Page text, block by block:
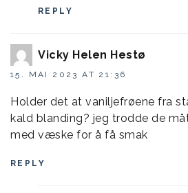
REPLY
Vicky Helen Hestø
15. MAI 2023 AT 21:36
Holder det at vaniljefrøene fra
kald blanding? jeg trodde de
med væske for å få smak
REPLY